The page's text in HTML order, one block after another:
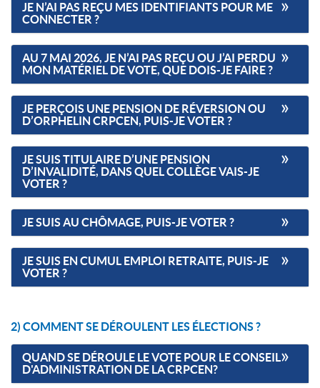
JE N’AI PAS REÇU MES IDENTIFIANTS POUR ME
CONNECTER ?
AU 7 MAI 2026, JE N’AI PAS REÇU OU J’AI PERDU
MON MATÉRIEL DE VOTE, QUE DOIS-JE FAIRE ?
JE PERÇOIS UNE PENSION DE RÉVERSION OU
D’ORPHELIN CRPCEN, PUIS-JE VOTER ?
JE SUIS TITULAIRE D’UNE PENSION
D’INVALIDITÉ, DANS QUEL COLLÈGE VAIS-JE
VOTER ?
JE SUIS AU CHÔMAGE, PUIS-JE VOTER ?
JE SUIS EN CUMUL EMPLOI RETRAITE, PUIS-JE
VOTER ?
2) COMMENT SE DÉROULENT LES ÉLECTIONS ?
QUAND SE DÉROULE LE VOTE POUR LE CONSEIL
D'ADMINISTRATION DE LA CRPCEN?